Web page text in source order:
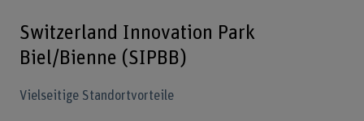
Switzerland Innovation Park
Biel/Bienne (SIPBB)
Vielseitige Standortvorteile